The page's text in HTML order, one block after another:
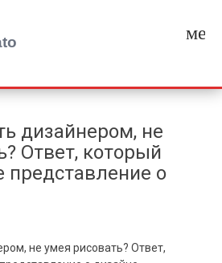
дизайнером, не
Ответ, который
представление о
не умея рисовать? Ответ,